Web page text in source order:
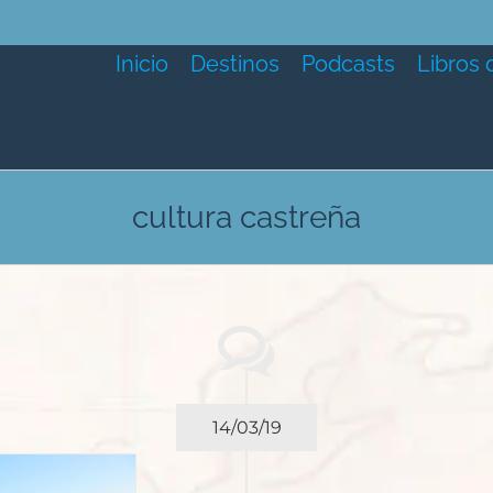
Inicio Destinos Podcasts Libros
cultura castreña
14/03/19